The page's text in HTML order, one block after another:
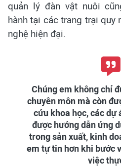
quản lý đàn vật nuôi
hành tại các trang trại
nghệ hiện đại.
Chúng em không chỉ
chuyên môn mà còn
cứu khoa học, các dự
được hướng dẫn ứng
trong sản xuất, kinh
em tự tin hơn khi bước
việc